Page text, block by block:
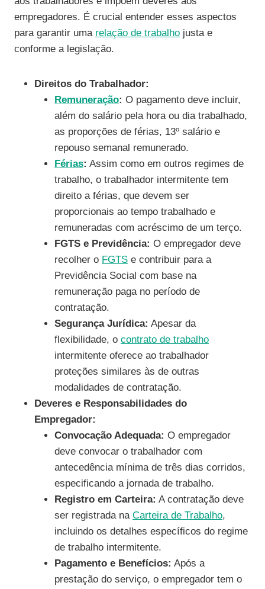
empregadores. É crucial entender esses aspectos
para garantir uma relação de trabalho justa e
conforme a legislação.
Direitos do Trabalhador:
Remuneração: O pagamento deve incluir,
além do salário pela hora ou dia trabalhado,
as proporções de férias, 13º salário e
repouso semanal remunerado.
Férias: Assim como em outros regimes de
trabalho, o trabalhador intermitente tem
direito a férias, que devem ser
proporcionais ao tempo trabalhado e
remuneradas com acréscimo de um terço.
FGTS e Previdência: O empregador deve
recolher o FGTS e contribuir para a
Previdência Social com base na
remuneração paga no período de
contratação.
Segurança Jurídica: Apesar da
flexibilidade, o contrato de trabalho
intermitente oferece ao trabalhador
proteções similares às de outras
modalidades de contratação.
Deveres e Responsabilidades do
Empregador:
Convocação Adequada: O empregador
deve convocar o trabalhador com
antecedência mínima de três dias corridos,
especificando a jornada de trabalho.
Registro em Carteira: A contratação deve
ser registrada na Carteira de Trabalho,
incluindo os detalhes específicos do regime
de trabalho intermitente.
Pagamento e Benefícios: Após a
prestação do serviço, o empregador tem o